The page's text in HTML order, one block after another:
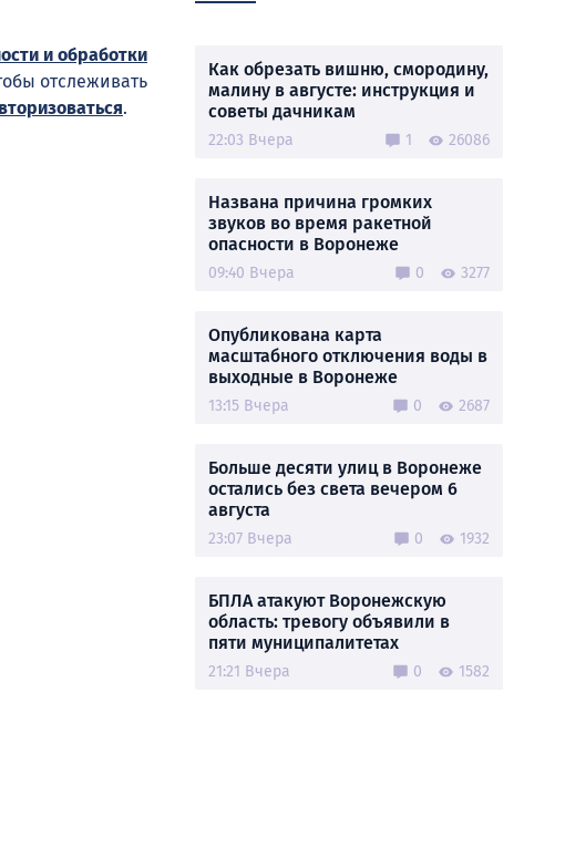
и обработки
отслеживать
.
Как обрезать вишню, смородину,
малину в августе: инструкция и
советы дачникам
22:03 Вчера 1 26086
Названа причина громких
звуков во время ракетной
опасности в Воронеже
09:40 Вчера 0 3277
Опубликована карта
масштабного отключения воды в
выходные в Воронеже
13:15 Вчера 0 2687
Больше десяти улиц в Воронеже
остались без света вечером 6
августа
23:07 Вчера 0 1932
БПЛА атакуют Воронежскую
область: тревогу объявили в
пяти муниципалитетах
21:21 Вчера 0 1582